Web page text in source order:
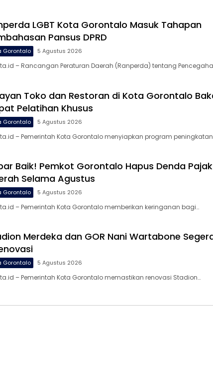
LGBT Kota Gorontalo Masuk Tahapan
Pansus DPRD
Gorontalo 5 Agustus 2026
– Rancangan Peraturan Daerah (Ranperda) tentang
Toko dan Restoran di Kota Gorontalo
Pelatihan Khusus
Gorontalo 5 Agustus 2026
– Pemerintah Kota Gorontalo menyiapkan program
Baik! Pemkot Gorontalo Hapus Denda Pajak
Selama Agustus
Gorontalo 5 Agustus 2026
– Pemerintah Kota Gorontalo memberikan keringanan bagi…
Merdeka dan GOR Nani Wartabone
Gorontalo 5 Agustus 2026
– Pemerintah Kota Gorontalo memastikan renovasi Stadion…